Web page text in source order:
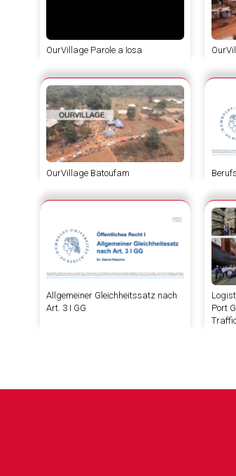
OurVillage Parole a Iosa
OurVillage Batoufam
Allgemeiner Gleichheitssatz nach
Art. 3 I GG
Port